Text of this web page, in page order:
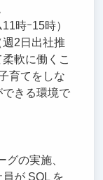
時ｰ15時）
2日出社推
軟に働くこ
育てをしな
きる環境で
グの実施、
が SQL を